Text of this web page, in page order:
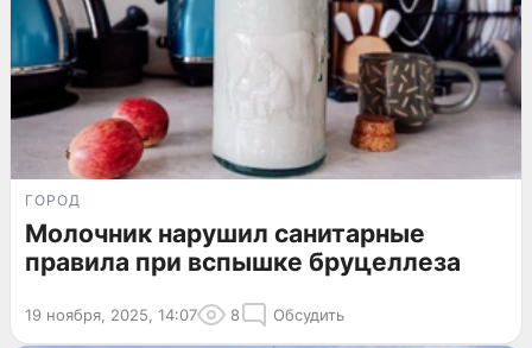
ГОРОД
Молочник нарушил санитарные
правила при вспышке бруцеллеза
19 ноября, 2025, 14:07 8 Обсудить